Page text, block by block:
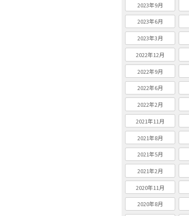
2023年9月
2023年6月
2023年3月
2022年12月
2022年9月
2022年6月
2022年2月
2021年11月
2021年8月
2021年5月
2021年2月
2020年11月
2020年8月